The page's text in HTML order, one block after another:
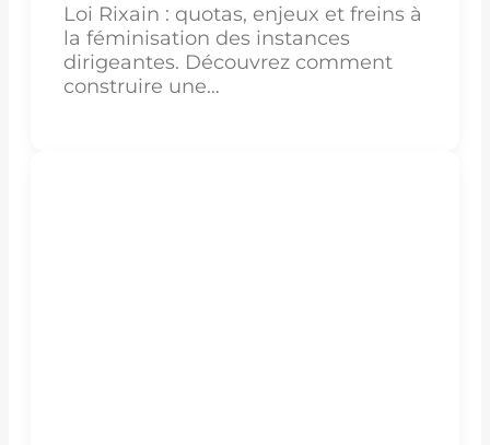
Loi Rixain : quotas, enjeux et freins à
la féminisation des instances
dirigeantes. Découvrez comment
construire une…